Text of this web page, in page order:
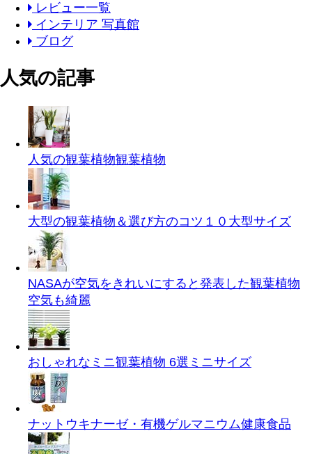
レビュー一覧
インテリア 写真館
ブログ
人気の記事
人気の観葉植物観葉植物
大型の観葉植物＆選び方のコツ１０ 大型サイズ
NASAが空気をきれいにすると発表した観葉植物
空気も綺麗
おしゃれなミニ観葉植物 6選 ミニサイズ
ナットウキナーゼ・有機ゲルマニウム健康食品